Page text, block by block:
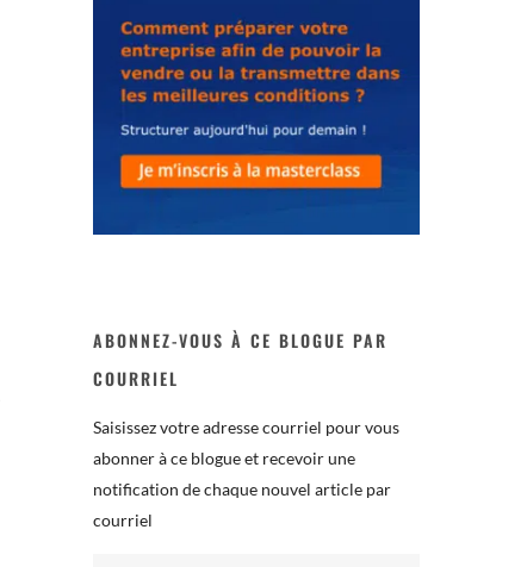
ABONNEZ-VOUS À CE BLOGUE PAR
COURRIEL
Saisissez votre adresse courriel pour vous
abonner à ce blogue et recevoir une
notification de chaque nouvel article par
courriel